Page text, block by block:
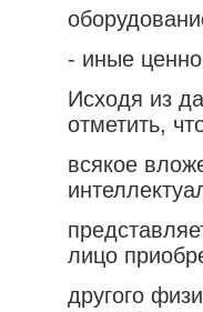
- иные
Исходя из
отметить,
всякое
лицо
другого